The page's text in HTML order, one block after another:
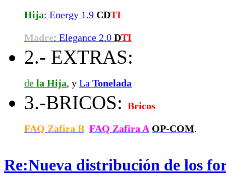
Hija: Energy 1.9 CDTI
Madre: Elegance 2.0 DTI
2.- EXTRAS:
de la Hija, y La Tonelada
3.-BRICOS: Bricos
FAQ Zafira B FAQ Zafira A OP-COM.
Re:Nueva distribución de los